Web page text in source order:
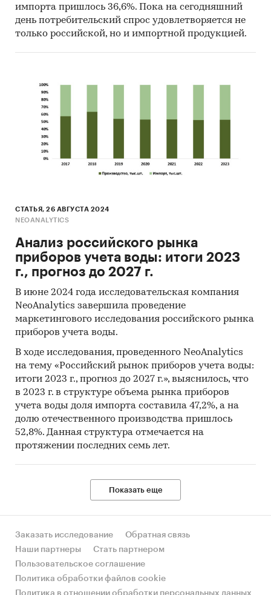
импорта пришлось 36,6%. Пока на сегодняшний
день потребительский спрос удовлетворяется не
только российской, но и импортной продукцией.
СТАТЬЯ, 26 АВГУСТА 2024
NEOANALYTICS
Анализ российского рынка
приборов учета воды: итоги 2023
г., прогноз до 2027 г.
В июне 2024 года исследовательская компания
NeoAnalytics завершила проведение
маркетингового исследования российского рынка
приборов учета воды.
В ходе исследования, проведенного NeoAnalytics
на тему «Российский рынок приборов учета воды:
итоги 2023 г., прогноз до 2027 г.», выяснилось, что
в 2023 г. в структуре объема рынка приборов
учета воды доля импорта составила 47,2%, а на
долю отечественного производства пришлось
52,8%. Данная структура отмечается на
протяжении последних семь лет.
Показать еще
Заказать исследование
Обратная связь
Наши партнеры
Стать партнером
Пользовательское соглашение
Политика обработки файлов cookie
Политика в отношении обработки персональных данных